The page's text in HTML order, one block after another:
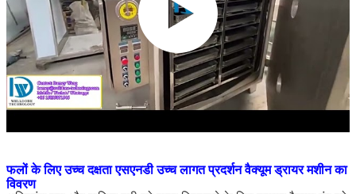
फलों के लिए उच्च दक्षता एसएनडी उच्च लागत प्रदर्शन वैक्यूम ड्रायर मशीन का
विवरण